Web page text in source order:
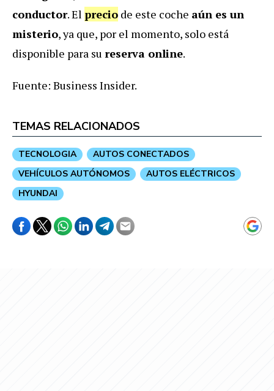
conductor. El precio de este coche aún es un
misterio, ya que, por el momento, solo está
disponible para su reserva online.
Fuente: Business Insider.
TEMAS RELACIONADOS
TECNOLOGIA
AUTOS CONECTADOS
VEHÍCULOS AUTÓNOMOS
AUTOS ELÉCTRICOS
HYUNDAI